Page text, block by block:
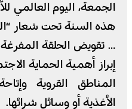
الجمعة، اليوم العالمي
هذه السنة تحت شعار
… تقويض الحلقة المفرغة
إبراز أهمية الحماية
المناطق القروية
الأغذية أو وسائل شرائها.